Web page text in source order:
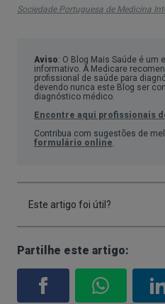
Sociedade Portuguesa de Medicina
Aviso: O Blog Mais Saúde é um
informativo. A Medicare
profissional de saúde para
devendo nunca este Blog ser
diagnóstico médico.
Encontre aqui profissionais
Contribua com sugestões de
formulário online.
Este artigo foi útil?
Partilhe este artigo: